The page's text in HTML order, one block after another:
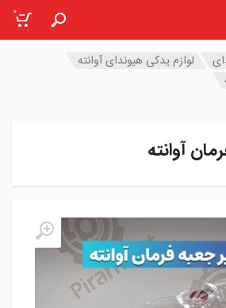
0
لوازم یدکی هیوندای آوانته
آوانته